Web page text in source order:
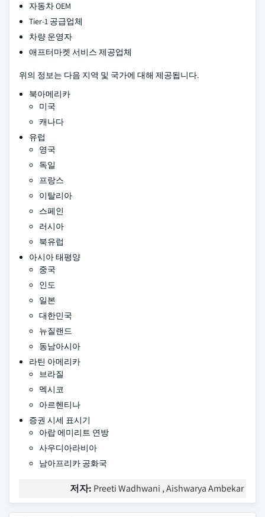
자동차 OEM
Tier-1 공급업체
차량 운영자
애프터마켓 서비스 제공업체
위의 정보는 다음 지역 및 국가에 대해 제공됩니다.
북아메리카
미국
캐나다
유럽
영국
독일
프랑스
이탈리아
스페인
러시아
북유럽
아시아 태평양
중국
인도
일본
대한민국
뉴질랜드
동남아시아
라틴 아메리카
브라질
멕시코
아르헨티나
증권 시세 표시기
아랍 에미리트 연방
사우디아라비아
남아프리카 공화국
저자: Preeti Wadhwani , Aishwarya Ambekar